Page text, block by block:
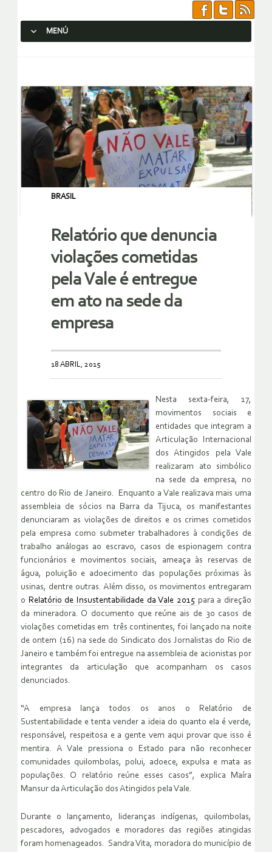
MENÚ
BRASIL
Relatório que denuncia
violações cometidas
pela Vale é entregue
em ato na sede da
empresa
18 ABRIL, 2015
Nesta sexta-feira, 17,
movimentos sociais e
entidades que integram a
Articulação Internacional
dos Atingidos pela Vale
realizaram ato simbólico
na sede da empresa, no
centro do Rio de Janeiro. Enquanto a Vale realizava mais uma
assembleia de sócios na Barra da Tijuca, os manifestantes
denunciaram as violações de direitos e os crimes cometidos
pela empresa como submeter trabalhadores à condições de
trabalho análogas ao escravo, casos de espionagem contra
funcionários e movimentos sociais, ameaça às reservas de
água, poluição e adoecimento das populações próximas às
usinas, dentre outras. Além disso, os movimentos entregaram
o Relatório de Insustentabilidade da Vale 2015 para a direção
da mineradora. O documento que reúne ais de 30 casos de
violações cometidas em três continentes, foi lançado na noite
de ontem (16) na sede do Sindicato dos Jornalistas do Rio de
Janeiro e também foi entregue na assembleia de acionistas por
integrantes da articulação que acompanham os casos
denunciados.
“A empresa lança todos os anos o Relatório de
Sustentabilidade e tenta vender a ideia do quanto ela é verde,
responsável, respeitosa e a gente vem aqui provar que isso é
mentira. A Vale pressiona o Estado para não reconhecer
comunidades quilombolas, polui, adoece, expulsa e mata as
populações. O relatório reúne esses casos”, explica Maíra
Mansur da Articulação dos Atingidos pela Vale.
Durante o lançamento, lideranças indígenas, quilombolas,
pescadores, advogados e moradores das regiões atingidas
foram homenageados. Sandra Vita, moradora do município de